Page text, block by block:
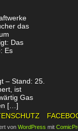
das
Das
Es
– Stand: 25.
ist
Gas
[…]
von WordPress mit